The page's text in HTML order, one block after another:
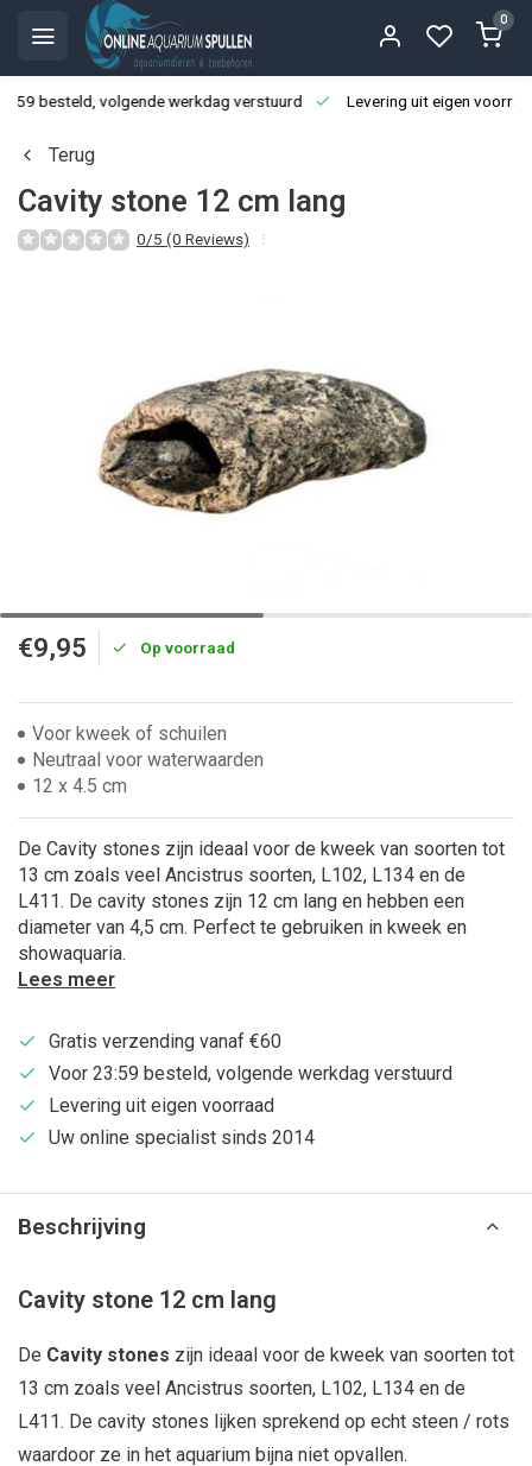
0
besteld, volgende werkdag verstuurd Levering uit eigen
Terug
Cavity stone 12 cm lang
0/5 (0 Reviews)
€9,95 Op voorraad
Voor kweek of schuilen
Neutraal voor waterwaarden
12 x 4.5 cm
De Cavity stones zijn ideaal voor de kweek van soorten tot
13 cm zoals veel Ancistrus soorten, L102, L134 en de
L411. De cavity stones zijn 12 cm lang en hebben een
diameter van 4,5 cm. Perfect te gebruiken in kweek en
showaquaria.
Lees meer
Gratis verzending vanaf €60
Voor 23:59 besteld, volgende werkdag verstuurd
Levering uit eigen voorraad
Uw online specialist sinds 2014
Beschrijving
Cavity stone 12 cm lang
De Cavity stones zijn ideaal voor de kweek van soorten tot
13 cm zoals veel Ancistrus soorten, L102, L134 en de
L411. De cavity stones lijken sprekend op echt steen / rots
waardoor ze in het aquarium bijna niet opvallen.